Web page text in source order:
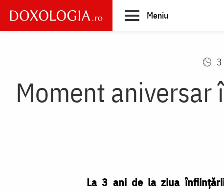
main
Meniu
Moment aniversar
La 3 ani de la ziua